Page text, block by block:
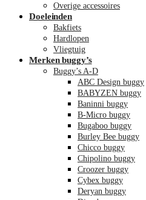
Overige accessoires
Doeleinden
Bakfiets
Hardlopen
Vliegtuig
Merken buggy’s
Buggy’s A-D
ABC Design buggy
BABYZEN buggy
Baninni buggy
B-Micro buggy
Bugaboo buggy
Burley Bee buggy
Chicco buggy
Chipolino buggy
Croozer buggy
Cybex buggy
Deryan buggy